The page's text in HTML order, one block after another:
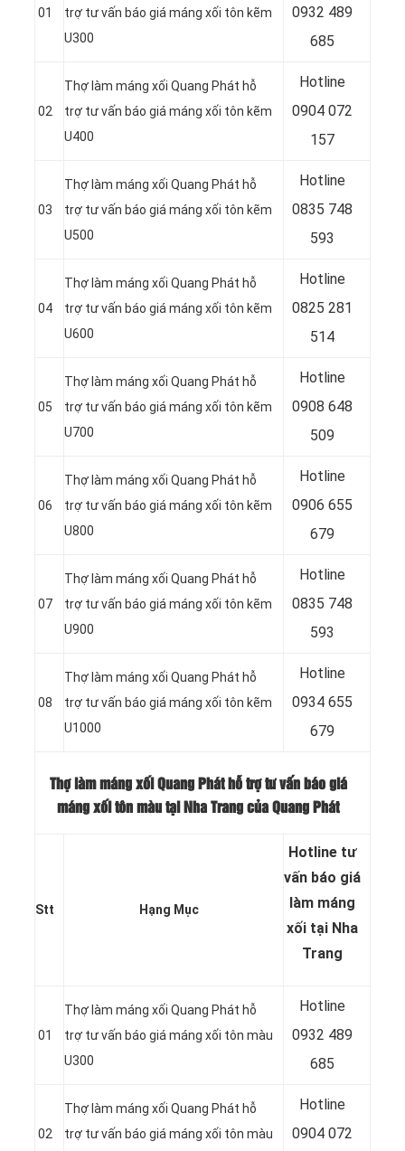
01
trợ tư vấn báo giá máng xối tôn kẽm
U300
0932 489
685
02
Thợ làm máng xối Quang Phát hỗ
trợ tư vấn báo giá máng xối tôn kẽm
U400
Hotline
0904 072
157
03
Thợ làm máng xối Quang Phát hỗ
trợ tư vấn báo giá máng xối tôn kẽm
U500
Hotline
0835 748
593
04
Thợ làm máng xối Quang Phát hỗ
trợ tư vấn báo giá máng xối tôn kẽm
U600
Hotline
0825 281
514
05
Thợ làm máng xối Quang Phát hỗ
trợ tư vấn báo giá máng xối tôn kẽm
U700
Hotline
0908 648
509
06
Thợ làm máng xối Quang Phát hỗ
trợ tư vấn báo giá máng xối tôn kẽm
U800
Hotline
0906 655
679
07
Thợ làm máng xối Quang Phát hỗ
trợ tư vấn báo giá máng xối tôn kẽm
U900
Hotline
0835 748
593
08
Thợ làm máng xối Quang Phát hỗ
trợ tư vấn báo giá máng xối tôn kẽm
U1000
Hotline
0934 655
679
Thợ làm máng xối Quang Phát hỗ trợ tư vấn báo giá
máng xối tôn màu tại Nha Trang của Quang Phát
Stt Hạng Mục
Hotline tư
vấn báo giá
làm máng
xối tại Nha
Trang
01
Thợ làm máng xối Quang Phát hỗ
trợ tư vấn báo giá máng xối tôn màu
U300
Hotline
0932 489
685
02
Thợ làm máng xối Quang Phát hỗ
trợ tư vấn báo giá máng xối tôn màu
Hotline
0904 072